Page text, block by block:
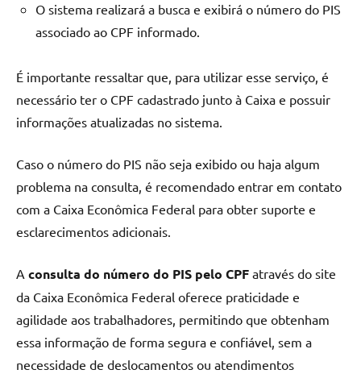
O sistema realizará a busca e exibirá o número do PIS
associado ao CPF informado.
É importante ressaltar que, para utilizar esse serviço, é
necessário ter o CPF cadastrado junto à Caixa e possuir
informações atualizadas no sistema.
Caso o número do PIS não seja exibido ou haja algum
problema na consulta, é recomendado entrar em contato
com a Caixa Econômica Federal para obter suporte e
esclarecimentos adicionais.
A consulta do número do PIS pelo CPF através do site
da Caixa Econômica Federal oferece praticidade e
agilidade aos trabalhadores, permitindo que obtenham
essa informação de forma segura e confiável, sem a
necessidade de deslocamentos ou atendimentos